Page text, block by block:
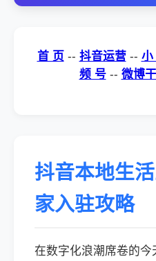
首 页 -- 抖音运营 -- 小
频 号 -- 微博
抖音本地生
家入驻攻略
在数字化浪潮席卷的